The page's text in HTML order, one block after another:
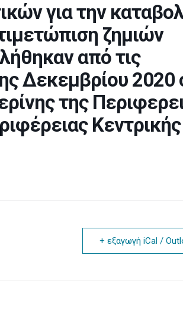
για την
ζημιών
από τις
Δεκεμβρίου 2020
της
Κεντρικής
+ εξαγωγή iCal /